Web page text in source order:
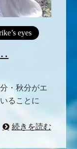
eyes
・秋分がエ
ることに
続きを読む